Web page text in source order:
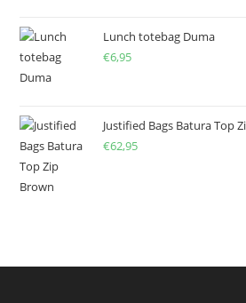
Lunch totebag Duma
€6,95
Justified Bags Batura Top
€62,95